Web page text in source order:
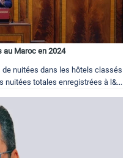
au Maroc en 2024
nuitées dans les hôtels classés
nuitées totales enregistrées à l&...